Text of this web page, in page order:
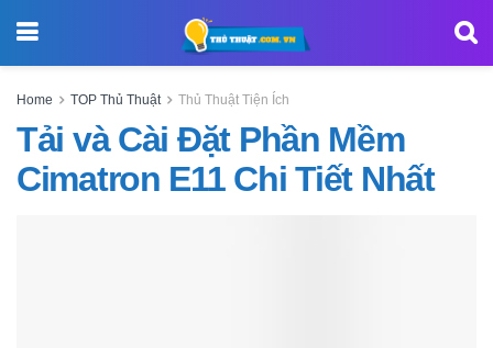
Home TOP Thủ Thuật Thủ Thuật Tiện Ích
Tải và Cài Đặt Phần Mềm
Cimatron E11 Chi Tiết Nhất